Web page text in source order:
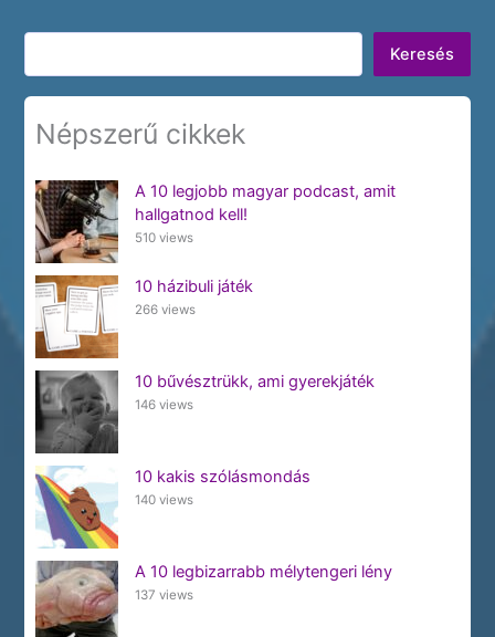
Keresés
Keresés
Népszerű cikkek
A 10 legjobb magyar podcast, amit
hallgatnod kell!
510 views
10 házibuli játék
266 views
10 bűvésztrükk, ami gyerekjáték
146 views
10 kakis szólásmondás
140 views
A 10 legbizarrabb mélytengeri lény
137 views